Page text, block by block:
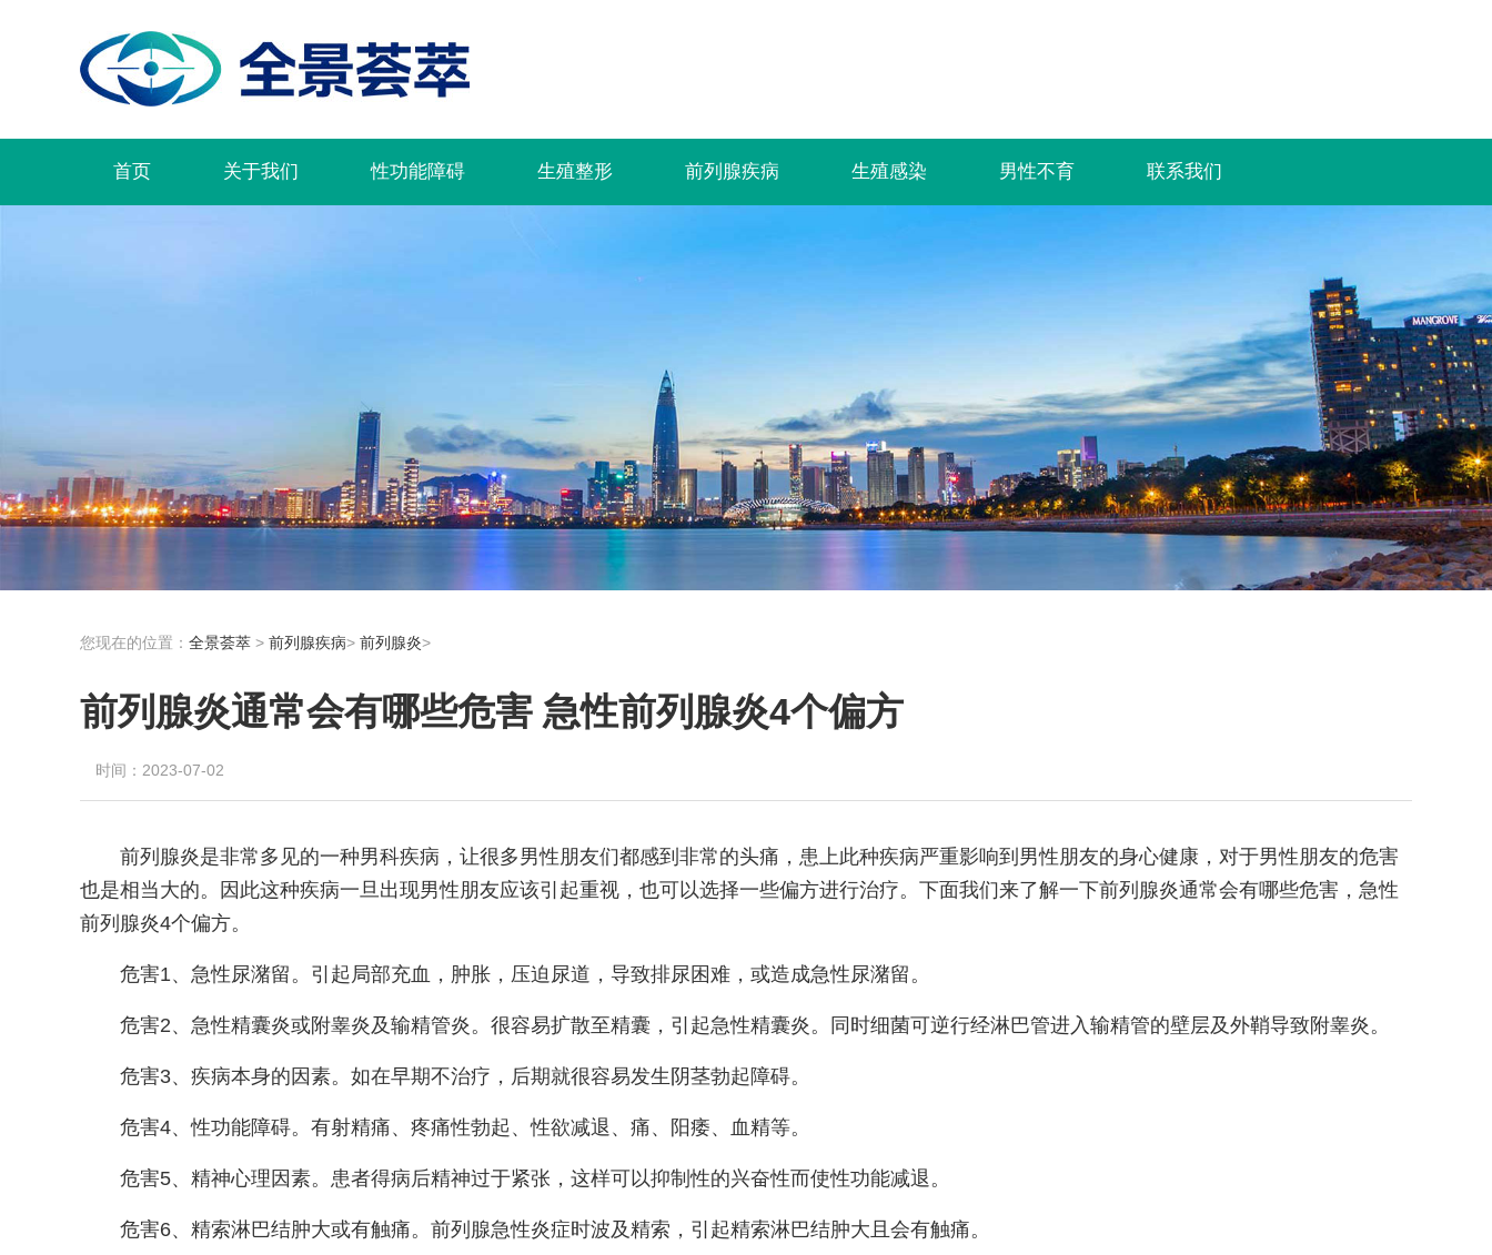
首页 关于我们 性功能障碍 生殖整形 前列腺疾病 生殖感染 男性不育 联系我们
您现在的位置： 全景荟萃 > 前列腺疾病> 前列腺炎>
前列腺炎通常会有哪些危害 急性前列腺炎4个偏方
时间：2023-07-02
前列腺炎是非常多见的一种男科疾病，让很多男性朋友们都感到非常的头痛，患上此种疾病严重影响到男性朋友的身心健康，对于男性朋友的危害
也是相当大的。因此这种疾病一旦出现男性朋友应该引起重视，也可以选择一些偏方进行治疗。下面我们来了解一下前列腺炎通常会有哪些危害，急性
前列腺炎4个偏方。
危害1、急性尿潴留。引起局部充血，肿胀，压迫尿道，导致排尿困难，或造成急性尿潴留。
危害2、急性精囊炎或附睾炎及输精管炎。很容易扩散至精囊，引起急性精囊炎。同时细菌可逆行经淋巴管进入输精管的壁层及外鞘导致附睾炎。
危害3、疾病本身的因素。如在早期不治疗，后期就很容易发生阴茎勃起障碍。
危害4、性功能障碍。有射精痛、疼痛性勃起、性欲减退、痛、阳痿、血精等。
危害5、精神心理因素。患者得病后精神过于紧张，这样可以抑制性的兴奋性而使性功能减退。
危害6、精索淋巴结肿大或有触痛。前列腺急性炎症时波及精索，引起精索淋巴结肿大且会有触痛。